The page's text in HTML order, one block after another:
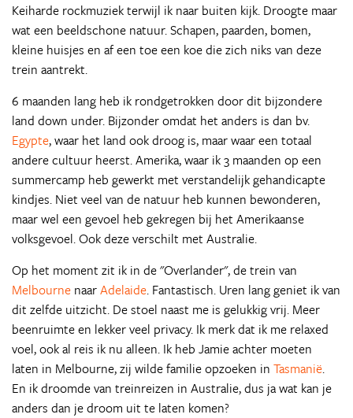
Keiharde rockmuziek terwijl ik naar buiten kijk. Droogte maar
wat een beeldschone natuur. Schapen, paarden, bomen,
kleine huisjes en af een toe een koe die zich niks van deze
trein aantrekt.
6 maanden lang heb ik rondgetrokken door dit bijzondere
land down under. Bijzonder omdat het anders is dan bv.
Egypte, waar het land ook droog is, maar waar een totaal
andere cultuur heerst. Amerika, waar ik 3 maanden op een
summercamp heb gewerkt met verstandelijk gehandicapte
kindjes. Niet veel van de natuur heb kunnen bewonderen,
maar wel een gevoel heb gekregen bij het Amerikaanse
volksgevoel. Ook deze verschilt met Australie.
Op het moment zit ik in de "Overlander", de trein van
Melbourne naarAdelaide. Fantastisch. Uren lang geniet ik van
dit zelfde uitzicht. De stoel naast me is gelukkig vrij. Meer
beenruimte en lekker veel privacy. Ik merk dat ik me relaxed
voel, ook al reis ik nu alleen. Ik heb Jamie achter moeten
laten in Melbourne, zij wilde familie opzoeken in Tasmanië.
En ik droomde van treinreizen in Australie, dus ja wat kan je
anders dan je droom uit te laten komen?